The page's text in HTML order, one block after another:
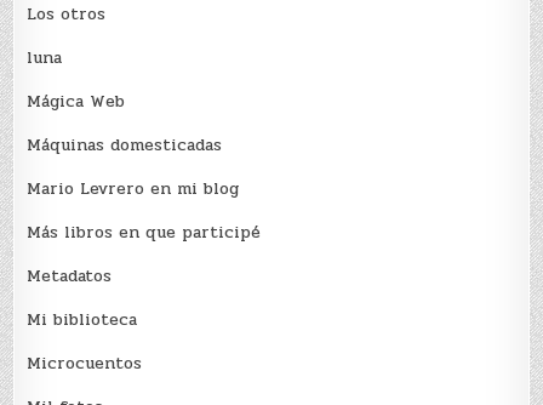
Los otros
luna
Mágica Web
Máquinas domesticadas
Mario Levrero en mi blog
Más libros en que participé
Metadatos
Mi biblioteca
Microcuentos